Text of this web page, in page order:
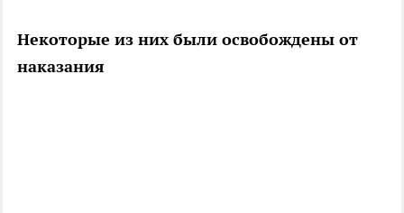
Некоторые из них были освобождены от
наказания